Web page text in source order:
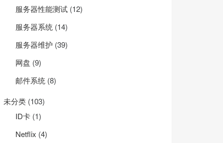
服务器性能测试 (12)
服务器系统 (14)
服务器维护 (39)
网盘 (9)
邮件系统 (8)
未分类 (103)
ID卡 (1)
Net­flix (4)